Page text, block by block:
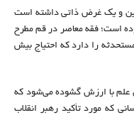
و یک غرض ذاتی داشته است
است؛ فقه معاصر در قم مطرح
را دارد که احتیاج بیش
علم با ارزش گشوده می‌‌شود که
که مورد تأکید رهبر انقلاب